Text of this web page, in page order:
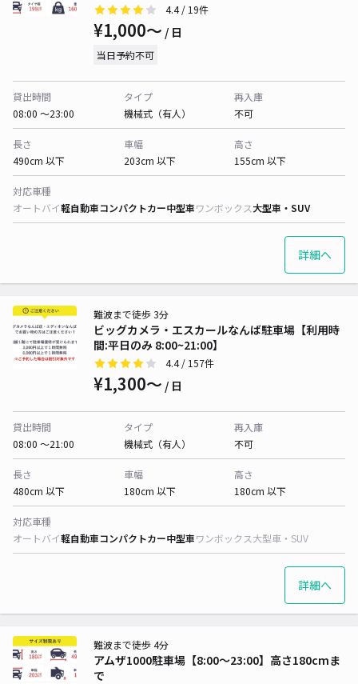
4.4/ 19件
¥1,000〜 / 日
当日予約不可
貸出時間
08:00 〜23:00
タイプ
機械式（有人）
再入庫
不可
長さ
490cm 以下
車幅
203cm 以下
高さ
155cm 以下
対応車種
オートバイ軽自動車コンパクトカー中型車ワンボックス大型車・SUV
詳細へ
ビッグカメラ・エスカールなんば駐車場【利用時
間:平日のみ 8:00~21:00】
難波まで徒歩 3分
4.4/ 157件
¥1,300〜 / 日
貸出時間
08:00 〜21:00
タイプ
機械式（有人）
再入庫
不可
長さ
480cm 以下
車幅
180cm 以下
高さ
180cm 以下
対応車種
オートバイ軽自動車コンパクトカー中型車ワンボックス大型車・SUV
詳細へ
アムザ1000駐車場【8:00〜23:00】高さ180cmま
で
難波まで徒歩 4分